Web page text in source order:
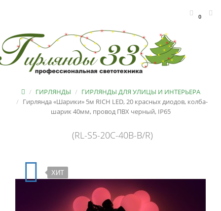
0
ГИРЛЯНДЫ
ГИРЛЯНДЫ ДЛЯ УЛИЦЫ И ИНТЕРЬЕРА
Гирлянда «Шарики» 5м RICH LED, 20 красных диодов, колба-
шарик 40мм, провод ПВХ черный, IP65
(RL-S5-20C-40B-B/R)
ХИТ